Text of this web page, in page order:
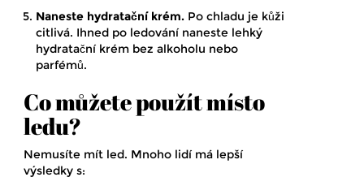
Naneste hydratační krém. Po chladu je kůži
citlivá. Ihned po ledování naneste lehký
hydratační krém bez alkoholu nebo
parfémů.
Co můžete použít místo
ledu?
Nemusíte mít led. Mnoho lidí má lepší
výsledky s: